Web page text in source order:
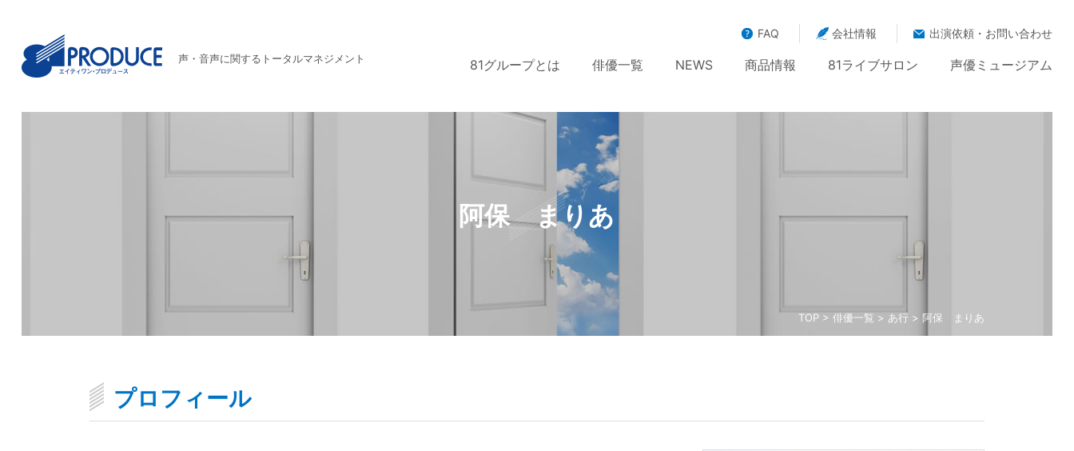
声・音声に関するトータルマネジメント
FAQ 会社情報 出演依頼・お問い合わせ
81グループとは 俳優一覧 NEWS 商品情報 81ライブサロン 声優ミュージアム
TOP> 俳優一覧 > あ行> 阿保 まりあ
阿保 まりあ
プロフィール